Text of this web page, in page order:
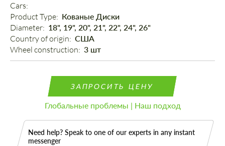
Cars:
Product Type: Кованые Диски
Diameter: 18", 19", 20", 21", 22", 24", 26"
Country of origin: США
Wheel construction: 3 шт
ЗАПРОСИТЬ ЦЕНУ
Глобальные проблемы | Наш подход
Need help? Speak to one of our experts in any instant
messenger